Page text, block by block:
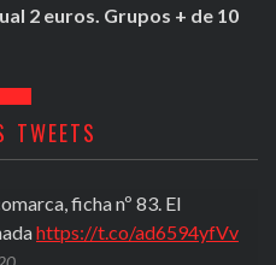
2 euros. Grupos + de 10
TWEETS
DEL MES DE
en el programa de